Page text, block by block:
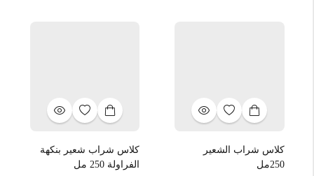
كلاس شراب الشعير
250مل
كلاس شراب شعير بنكهة
الفراولة 250 مل